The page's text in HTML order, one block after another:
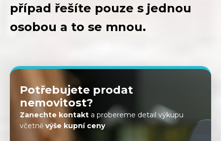
případ řešíte pouze s jednou
osobou a to se mnou.
Potřebujete prodat
nemovitost?
Zanechte kontakt a probereme detail výkupu
včetně výše kupní ceny